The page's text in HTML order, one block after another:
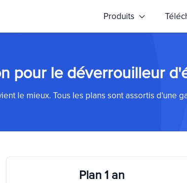
Produits
pour le déverrouilleur
le mieux. Tous les plans sont assortis d'une
Plan 1 an